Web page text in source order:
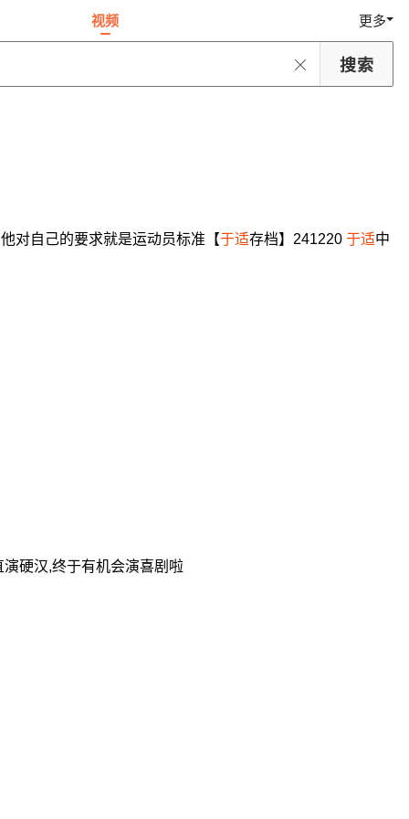
视频 更多
对自己的要求就是运动员标准【于适存档】241220于适中
演硬汉,终于有机会演喜剧啦